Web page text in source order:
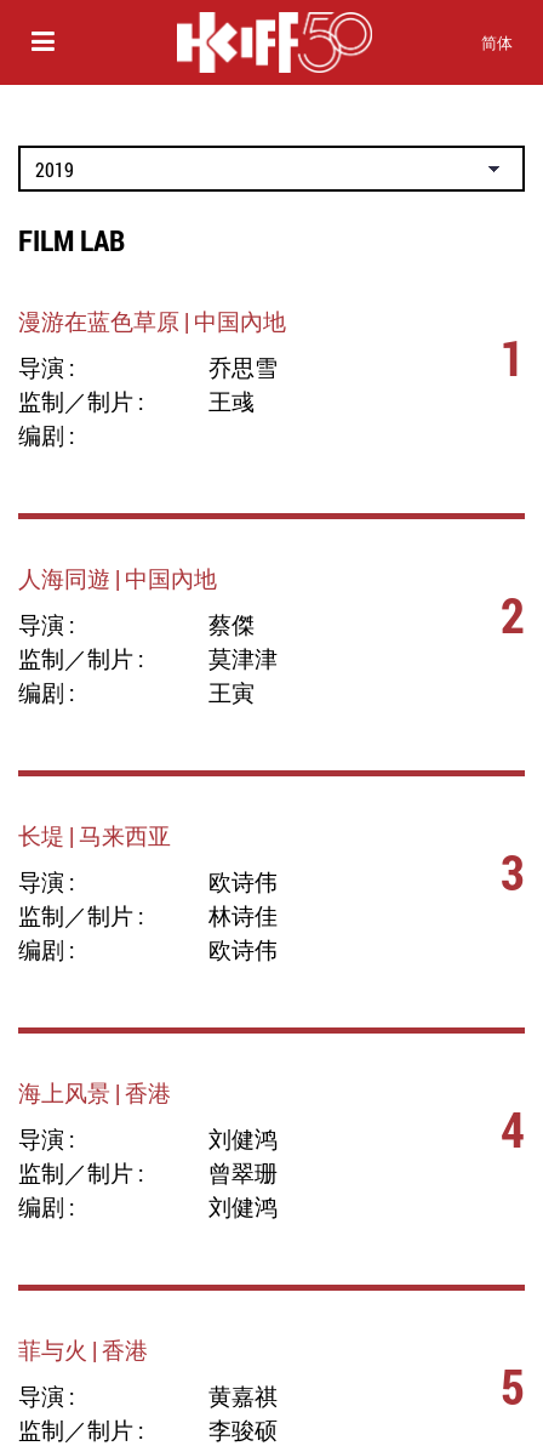
简体
FILM LAB
漫游在蓝色草原 | 中国內地
导演 :
乔思雪
监制／制片 :
王彧
编剧 :
1
人海同遊 | 中国內地
导演 :
蔡傑
监制／制片 :
莫津津
编剧 :
王寅
2
长堤 | 马来西亚
导演 :
欧诗伟
监制／制片 :
林诗佳
编剧 :
欧诗伟
3
海上风景 | 香港
导演 :
刘健鸿
监制／制片 :
曾翠珊
编剧 :
刘健鸿
4
菲与火 | 香港
导演 :
黄嘉祺
监制／制片 :
李骏硕
5